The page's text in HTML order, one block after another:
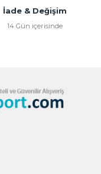
İade & Değişim
14 Gün içerisinde